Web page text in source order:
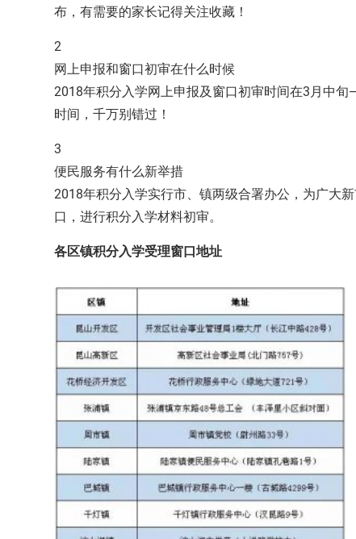
布，有需要的家长记得关注收藏！
2
网上申报和窗口初审在什么时候
2018年积分入学网上申报及窗口初审时间在3月中
时间，千万别错过！
3
便民服务有什么新举措
2018年积分入学实行市、镇两级合署办公，为广大
口，进行积分入学材料初审。
各区镇积分入学受理窗口地址